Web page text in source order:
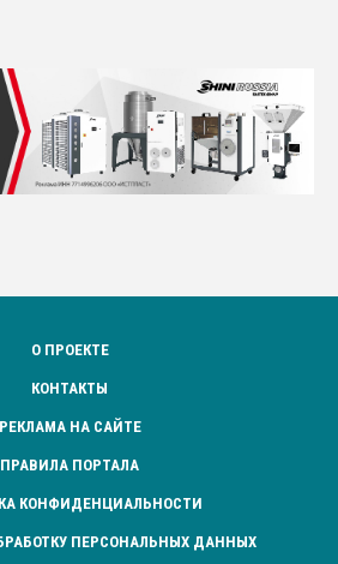
О ПРОЕКТЕ
КОНТАКТЫ
РЕКЛАМА НА САЙТЕ
ПРАВИЛА ПОРТАЛА
КОНФИДЕНЦИАЛЬНОСТИ
ПЕРСОНАЛЬНЫХ ДАННЫХ